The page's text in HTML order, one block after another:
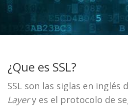
¿Que es SSL?
SSL son las siglas en inglés
Layery es el protocolo de